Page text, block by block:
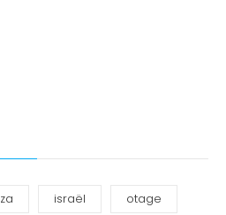
israël otage